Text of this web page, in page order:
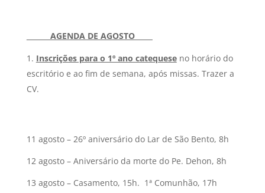
AGENDA DE AGOSTO_____
Inscrições para o 1º ano catequeseno horário do
escritório e ao fim de semana, após missas. Trazer a
CV.
11 agosto – 26º aniversário do Lar de São Bento, 8h
12 agosto – Aniversário da morte do Pe. Dehon, 8h
13 agosto – Casamento, 15h. 1ª Comunhão, 17h